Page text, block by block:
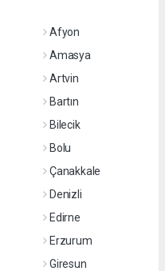
Afyon
Amasya
Artvin
Bartın
Bilecik
Bolu
Çanakkale
Denizli
Edirne
Erzurum
Giresun